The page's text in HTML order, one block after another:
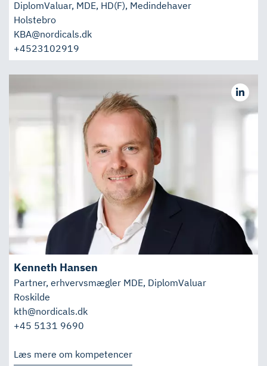
DiplomValuar, MDE, HD(F), Medindehaver
Holstebro
KBA@nordicals.dk
+4523102919
Kenneth Hansen
Partner, erhvervsmægler MDE, DiplomValuar
Roskilde
kth@nordicals.dk
+45 5131 9690
Læs mere om kompetencer